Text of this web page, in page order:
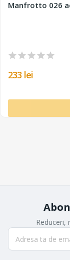
Manfrotto 026
233 lei
Reduceri,